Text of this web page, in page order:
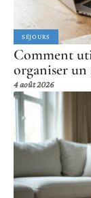
SÉJOURS
Comment
organiser un
4 août 2026